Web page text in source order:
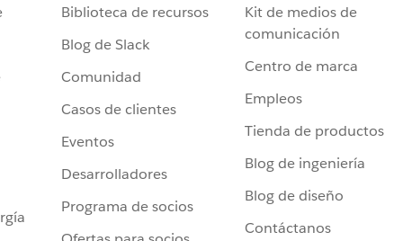
Biblioteca de recursos
Blog de Slack
Comunidad
Casos de clientes
Eventos
Desarrolladores
Programa de socios
Kit de medios de
comunicación
Centro de marca
Empleos
Tienda de productos
Blog de ingeniería
Blog de diseño
Contáctanos